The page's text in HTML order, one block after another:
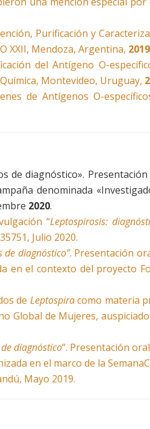
Purificación y
XXII, Mendoza, Argentina, 2019
del Antígeno O-
Montevideo, Uruguay,
de Antígenos O-
de diagnóstico».
denominada
2020.
“Leptospirosis:
Julio 2020.
diagnóstico”. Presentación
en el contexto del proyecto
de Leptospiracomo materia
Global de Mujeres,
diagnóstico”. Presentación oral
en el marco de la
Mayo 2019.